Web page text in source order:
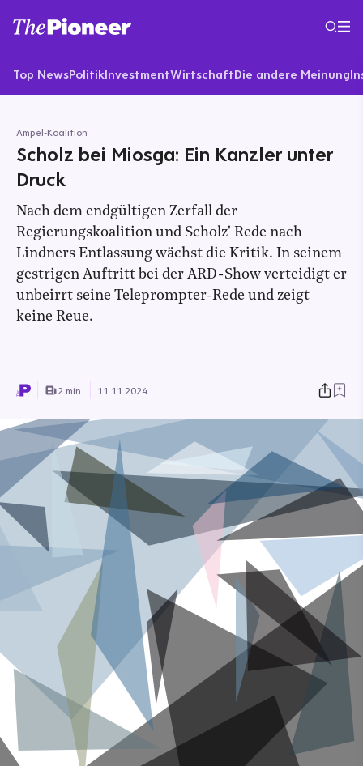
Top NewsPolitikInvestmentWirtschaftDie andere Meinung
Ampel-Koalition
Scholz bei Miosga: Ein Kanzler unter
Druck
Nach dem endgültigen Zerfall der
Regierungskoalition und Scholz' Rede nach
Lindners Entlassung wächst die Kritik. In seinem
gestrigen Auftritt bei der ARD-Show verteidigt er
unbeirrt seine Teleprompter-Rede und zeigt
keine Reue.
2 min. 11.11.2024